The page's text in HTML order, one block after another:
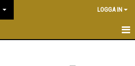
LOGGA IN